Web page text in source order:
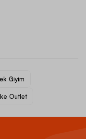
Giyim
Outlet